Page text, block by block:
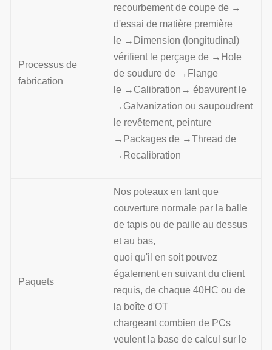
Processus de
fabrication
recourbement de coupe de →
d'essai de matière première
le →Dimension (longitudinal)
vérifient le perçage de →Hole
de soudure de →Flange
le →Calibration→ ébavurent le
→Galvanization ou saupoudrent
le revêtement, peinture
→Packages de →Thread de
→Recalibration
Paquets
Nos poteaux en tant que
couverture normale par la balle
de tapis ou de paille au dessus
et au bas,
quoi qu'il en soit pouvez
également en suivant du client
requis, de chaque 40HC ou de
la boîte d'OT
chargeant combien de PCs
veulent la base de calcul sur le